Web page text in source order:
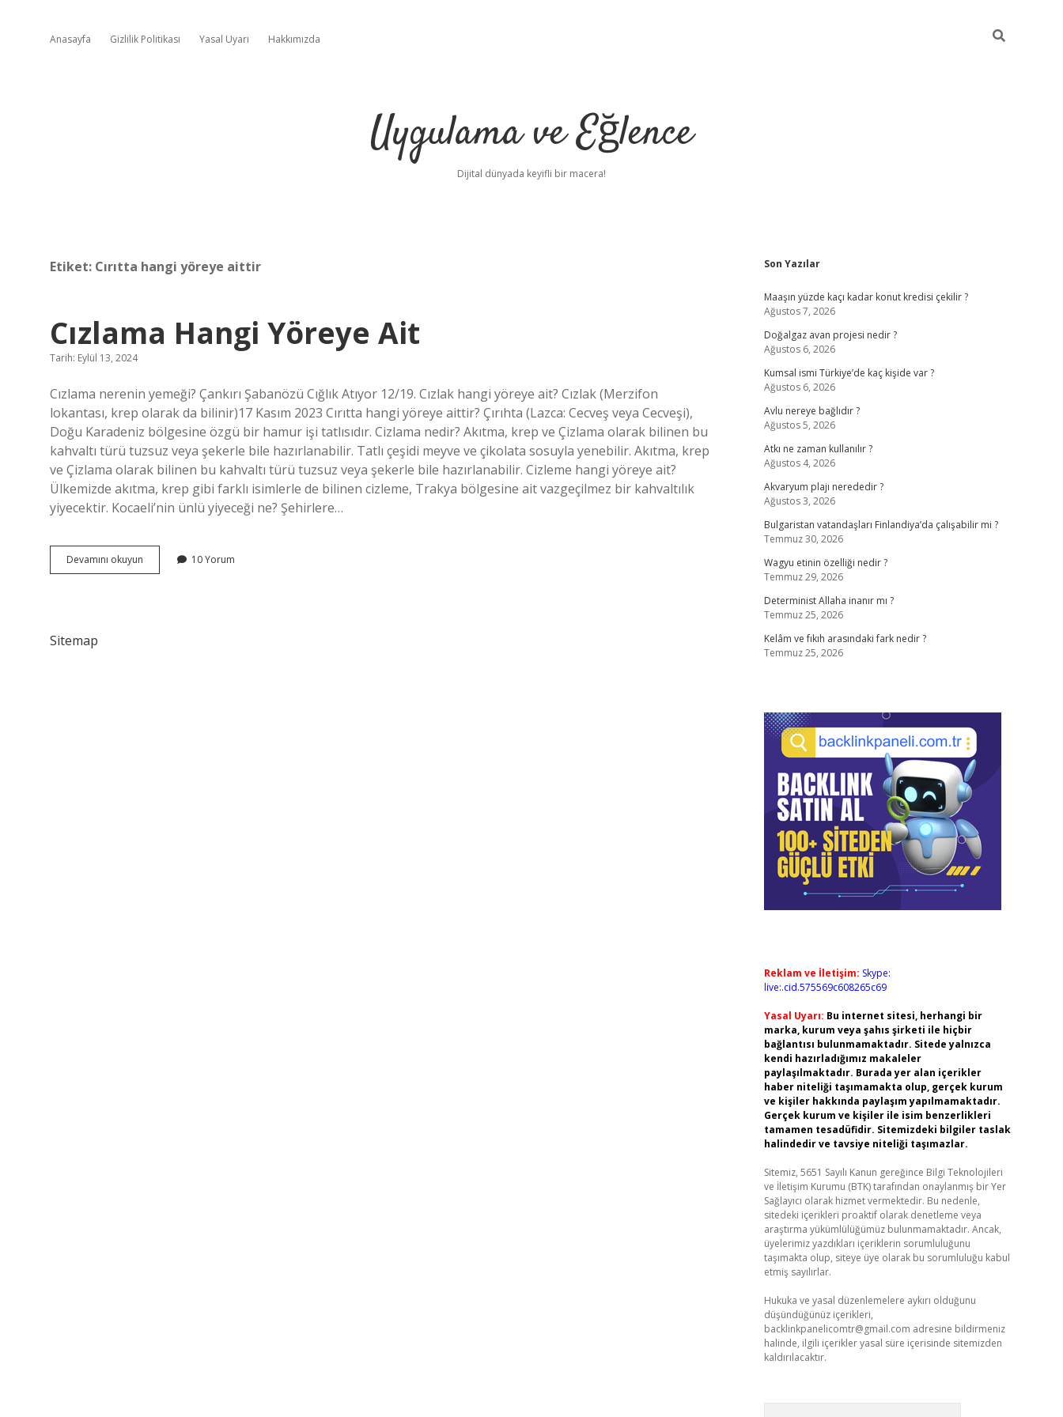
Anasayfa Gizlilik Politikası Yasal Uyarı Hakkımızda
Uygulama ve Eğlence
Dijital dünyada keyifli bir macera!
Etiket: Cırıtta hangi yöreye aittir
Cızlama Hangi Yöreye Ait
Tarih: Eylül 13, 2024
Cızlama nerenin yemeği? Çankırı Şabanözü Cığlık Atıyor 12/19. Cızlak hangi yöreye ait? Cızlak (Merzifon
lokantası, krep olarak da bilinir)17 Kasım 2023 Cırıtta hangi yöreye aittir? Çırıhta (Lazca: Cecveş veya Cecveşi),
Doğu Karadeniz bölgesine özgü bir hamur işi tatlısıdır. Cizlama nedir? Akıtma, krep ve Çizlama olarak bilinen bu
kahvaltı türü tuzsuz veya şekerle bile hazırlanabilir. Tatlı çeşidi meyve ve çikolata sosuyla yenebilir. Akıtma, krep
ve Çizlama olarak bilinen bu kahvaltı türü tuzsuz veya şekerle bile hazırlanabilir. Cizleme hangi yöreye ait?
Ülkemizde akıtma, krep gibi farklı isimlerle de bilinen cizleme, Trakya bölgesine ait vazgeçilmez bir kahvaltılık
yiyecektir. Kocaeli’nin ünlü yiyeceği ne? Şehirlere…
Devamını okuyun Cızlama
Hangi
10 Yorum
Sitemap
Sidebar
Son Yazılar
Maaşın yüzde kaçı kadar konut kredisi çekilir ?
Ağustos 7, 2026
Doğalgaz avan projesi nedir ?
Ağustos 6, 2026
Kumsal ismi Türkiye’de kaç kişide var ?
Ağustos 6, 2026
Avlu nereye bağlıdır ?
Ağustos 5, 2026
Atkı ne zaman kullanılır ?
Ağustos 4, 2026
Akvaryum plajı nerededir ?
Ağustos 3, 2026
Bulgaristan vatandaşları Finlandiya’da çalışabilir mi ?
Temmuz 30, 2026
Wagyu etinin özelliği nedir ?
Temmuz 29, 2026
Determinist Allaha inanır mı ?
Temmuz 25, 2026
Kelâm ve fıkıh arasındaki fark nedir ?
Temmuz 25, 2026
Reklam ve İletişim: Skype:
live:.cid.575569c608265c69
Yasal Uyarı: Bu internet sitesi, herhangi bir
marka, kurum veya şahıs şirketi ile hiçbir
bağlantısı bulunmamaktadır. Sitede yalnızca
kendi hazırladığımız makaleler
paylaşılmaktadır. Burada yer alan içerikler
haber niteliği taşımamakta olup, gerçek kurum
ve kişiler hakkında paylaşım yapılmamaktadır.
Gerçek kurum ve kişiler ile isim benzerlikleri
tamamen tesadüfidir. Sitemizdeki bilgiler taslak
halindedir ve tavsiye niteliği taşımazlar.
Sitemiz, 5651 Sayılı Kanun gereğince Bilgi Teknolojileri
ve İletişim Kurumu (BTK) tarafından onaylanmış bir Yer
Sağlayıcı olarak hizmet vermektedir. Bu nedenle,
sitedeki içerikleri proaktif olarak denetleme veya
araştırma yükümlülüğümüz bulunmamaktadır. Ancak,
üyelerimiz yazdıkları içeriklerin sorumluluğunu
taşımakta olup, siteye üye olarak bu sorumluluğu kabul
etmiş sayılırlar.
Hukuka ve yasal düzenlemelere aykırı olduğunu
düşündüğünüz içerikleri,
backlinkpanelicomtr@gmail.com adresine bildirmeniz
halinde, ilgili içerikler yasal süre içerisinde sitemizden
kaldırılacaktır.